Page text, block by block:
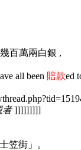
百萬兩白銀 ,
all been 賠款ed
者]]]]]]]]]
街」。